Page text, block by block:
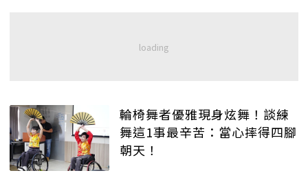
輪椅舞者優雅現身炫舞！談練
舞這1事最辛苦：當心摔得四腳
朝天！